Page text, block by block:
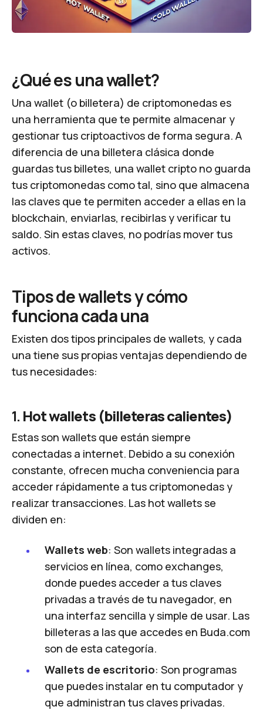
¿Qué es una wallet?
Una wallet (o billetera) de criptomonedas es
una herramienta que te permite almacenar y
gestionar tus criptoactivos de forma segura. A
diferencia de una billetera clásica donde
guardas tus billetes, una wallet cripto no guarda
tus criptomonedas como tal, sino que almacena
las claves que te permiten acceder a ellas en la
blockchain, enviarlas, recibirlas y verificar tu
saldo. Sin estas claves, no podrías mover tus
activos.
Tipos de wallets y cómo
funciona cada una
Existen dos tipos principales de wallets, y cada
una tiene sus propias ventajas dependiendo de
tus necesidades:
1. Hot wallets (billeteras calientes)
Estas son wallets que están siempre
conectadas a internet. Debido a su conexión
constante, ofrecen mucha conveniencia para
acceder rápidamente a tus criptomonedas y
realizar transacciones. Las hot wallets se
dividen en:
Wallets web: Son wallets integradas a
servicios en línea, como exchanges,
donde puedes acceder a tus claves
privadas a través de tu navegador, en
una interfaz sencilla y simple de usar. Las
billeteras a las que accedes en Buda.com
son de esta categoría.
Wallets de escritorio: Son programas
que puedes instalar en tu computador y
que administran tus claves privadas.